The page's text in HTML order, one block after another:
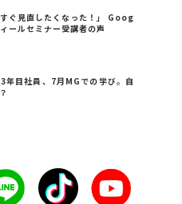
すぐ見直したくなった！」 Goog
ールセミナー受講者の声
3年目社員、7月MGでの学び。自